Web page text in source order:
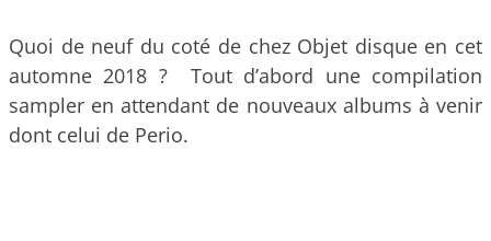
Quoi de neuf du coté de chez Objet disque en cet
automne 2018 ? Tout d’abord une compilation
sampler en attendant de nouveaux albums à venir
dont celui de Perio.